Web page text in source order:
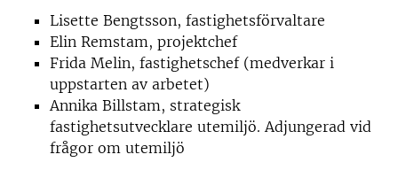
Lisette Bengtsson, fastighetsförvaltare
Elin Remstam, projektchef
Frida Melin, fastighetschef (medverkar i
uppstarten av arbetet)
Annika Billstam, strategisk
fastighetsutvecklare utemiljö. Adjungerad vid
frågor om utemiljö